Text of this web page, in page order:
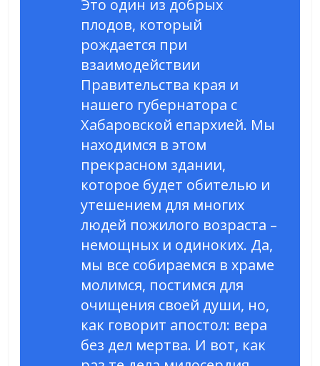
Это один из добрых
плодов, который
рождается при
взаимодействии
Правительства края и
нашего губернатора с
Хабаровской епархией. Мы
находимся в этом
прекрасном здании,
которое будет обителью и
утешением для многих
людей пожилого возраста –
немощных и одиноких. Да,
мы все собираемся в храме
молимся, постимся для
очищения своей души, но,
как говорит апостол: вера
без дел мертва. И вот, как